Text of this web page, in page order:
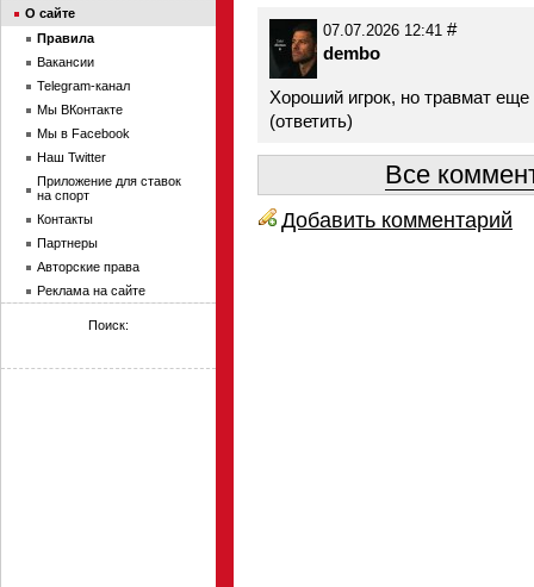
07.07.2026 12:41 #
dembo
Хороший игрок, но травмат
(ответить)
Все
Добавить комментарий
О сайте
Правила
Вакансии
Telegram-канал
Мы ВКонтакте
Мы в Facebook
Наш Twitter
Приложение для ставок
на спорт
Контакты
Партнеры
Авторские права
Реклама на сайте
Поиск: